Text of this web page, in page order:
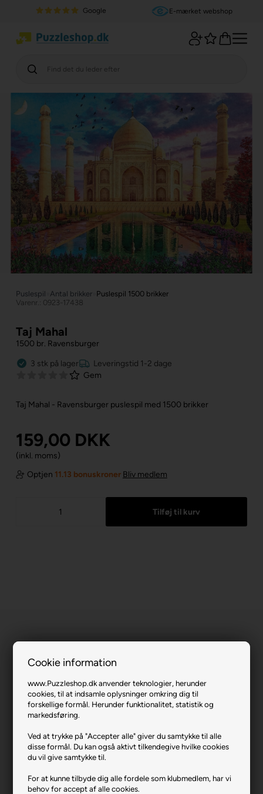
Cookie information
www.Puzzleshop.dk anvender teknologier, herunder
cookies, til at indsamle oplysninger omkring dig til
forskellige formål. Herunder funktionalitet, statistik og
markedsføring.
Ved at trykke på "Accepter alle" giver du samtykke til alle
disse formål. Du kan også aktivt tilkendegive hvilke cookies
du vil give samtykke til.
For at kunne tilbyde dig alle fordele som klubmedlem, har vi
behov for accept af alle cookies.
Google E-mærket webshop
Puslespil Antal brikker Puslespil 1500 brikker
Varenr.: 0923-17438
Taj Mahal
1500 br. Ravensburger
3 stk på lager
Leveringstid 1-2 dage
Gem
Taj Mahal - Ravensburger puslespil med 1500 brikker
159,00 DKK
(inkl. moms)
Optjen 11.13 bonuskroner Bliv medlem
Taj Mahal.
Varenr.: 0923-17438
Antal brikker
1500
Længde i cm (ca.)
Bredde i cm (ca.)
60